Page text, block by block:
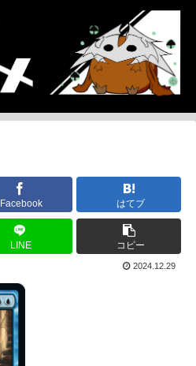
Facebook はてブ
LINE コピー
2024.12.29